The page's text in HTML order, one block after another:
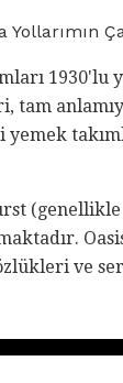
1930'lu
tam
ve